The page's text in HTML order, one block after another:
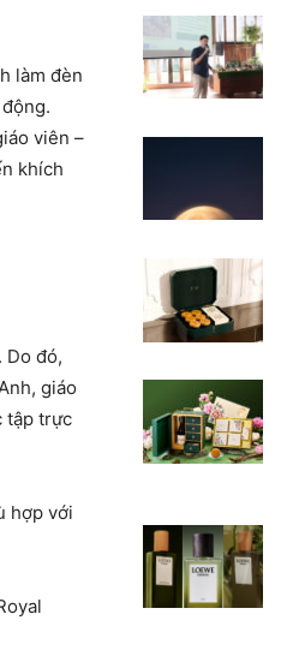
làm đèn
viên –
khích
Do đó,
giáo
tập trực
hợp với